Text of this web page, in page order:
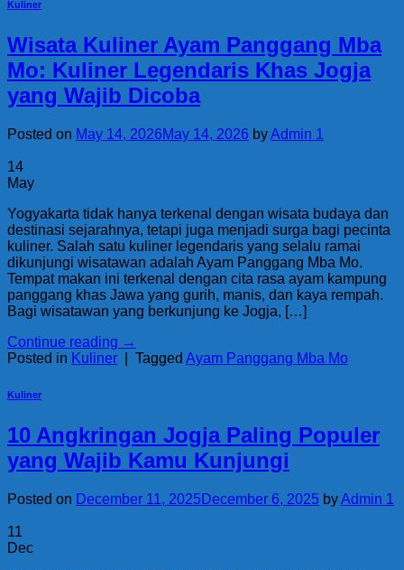
Kuliner
Wisata Kuliner Ayam Panggang Mba
Mo: Kuliner Legendaris Khas Jogja
yang Wajib Dicoba
Posted on May 14, 2026May 14, 2026 byAdmin 1
14
May
Yogyakarta tidak hanya terkenal dengan wisata budaya dan
destinasi sejarahnya, tetapi juga menjadi surga bagi pecinta
kuliner. Salah satu kuliner legendaris yang selalu ramai
dikunjungi wisatawan adalah Ayam Panggang Mba Mo.
Tempat makan ini terkenal dengan cita rasa ayam kampung
panggang khas Jawa yang gurih, manis, dan kaya rempah.
Bagi wisatawan yang berkunjung ke Jogja, […]
Continue reading →
Posted in Kuliner Tagged Ayam Panggang Mba Mo
Kuliner
10 Angkringan Jogja Paling Populer
yang Wajib Kamu Kunjungi
Posted on December 11, 2025 December 6, 2025 byAdmin 1
11
Dec